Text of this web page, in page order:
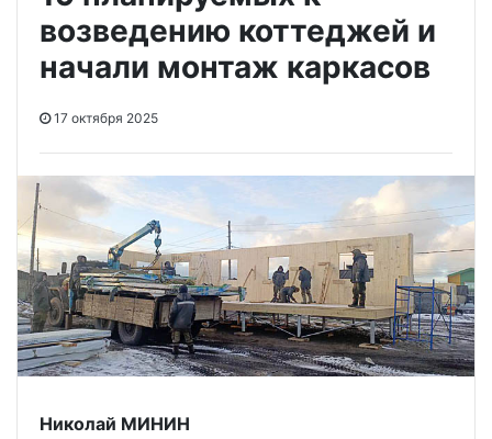
возведению коттеджей и
начали монтаж каркасов
17 октября 2025
Николай МИНИН